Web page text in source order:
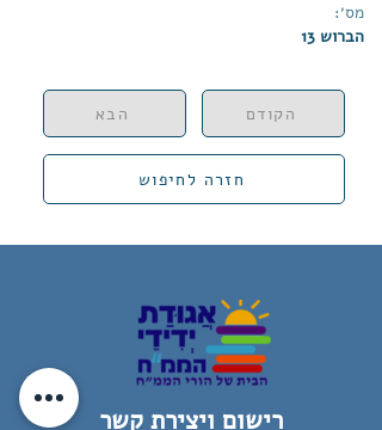
הברוש 13
מס׳:
הקודם הבא
חזרה לחיפוש
רישום ויצירת קשר